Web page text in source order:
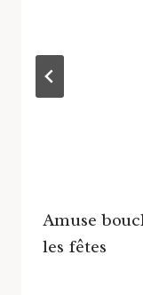
Amuse
les fêtes